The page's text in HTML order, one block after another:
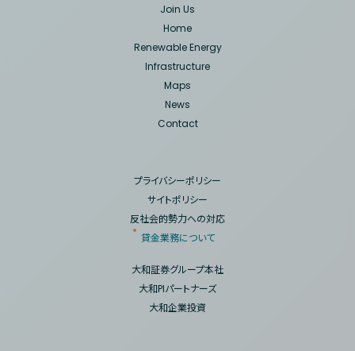
Join Us
Home
Renewable Energy
Infrastructure
Maps
News
Contact
プライバシーポリシー
サイトポリシー
反社会的勢力への対応
貸金業務について
大和証券グループ本社
大和PIパートナーズ
大和企業投資